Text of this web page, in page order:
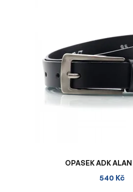
OPASEK ADK
540 Kč